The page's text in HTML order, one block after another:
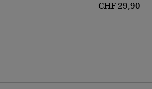
CHF 29,90